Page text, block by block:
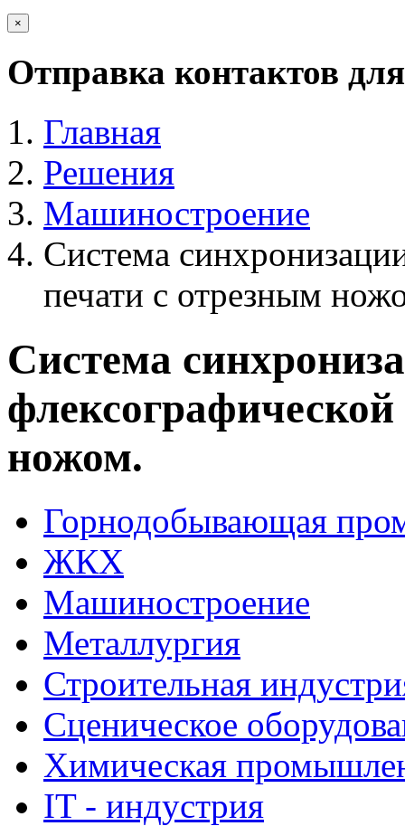
×
Отправка контактов
Главная
Решения
Машиностроение
Система
печати с отрезным
Система
ножом.
Горнодобывающая
ЖКХ
Машиностроение
Металлургия
Строительная
Сценическое
Химическая
IT - индустрия